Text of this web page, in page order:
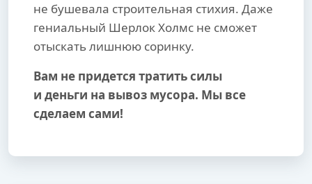
не бушевала строительная стихия. Даже
гениальный Шерлок Холмс не сможет
отыскать лишнюю соринку.
Вам не придется тратить силы
и деньги на вывоз мусора. Мы все
сделаем сами!